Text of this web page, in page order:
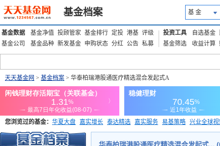
基金档案 基 金
基金数据 基金净值 投顾管家 基金排行 定投 港基 评级
基金公司
基金品种 新发基金 申购状态 分红 公告 私募
投资工具 自选基金
基金筛选
收益计算
天天基金网 > 基金档案 > 华泰柏瑞港股通医疗精选混合发起式A
您浏览过的基金： 华夏大盘 嘉实增长 泰达精选 嘉实服务 易基策略 兴业全球
添富优势 华安宏利 上证180价值ETF